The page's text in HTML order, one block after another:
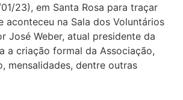
23), em Santa Rosa para traçar
na Sala dos Voluntários
José Weber, atual presidente da
a criação formal da Associação,
mensalidades, dentre outras